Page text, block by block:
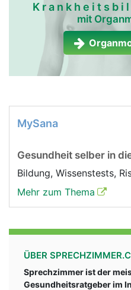
mit
MySana
Gesundheit selber in
Bildung, Wissenstests,
Mehr zum Thema
ÜBER
Sprechzimmer ist der
Gesundheitsratgeber im